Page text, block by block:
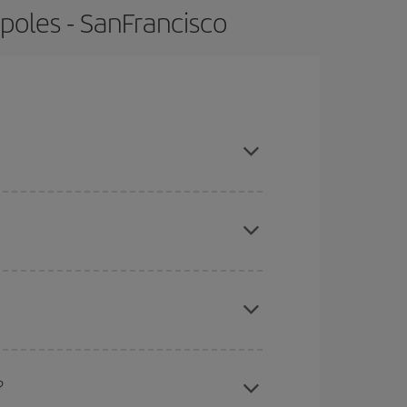
- SanFrancisco
als dies propers
que alguns
el vol, millors preus podràs trobar.